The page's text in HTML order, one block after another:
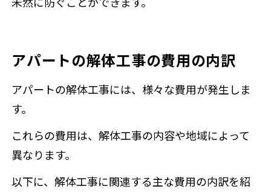
アパートの解体工事の費用の内訳
アパートの解体工事には、様々な費用が発生しま
す。
これらの費用は、解体工事の内容や地域によって
異なります。
以下に、解体工事に関連する主な費用の内訳を紹